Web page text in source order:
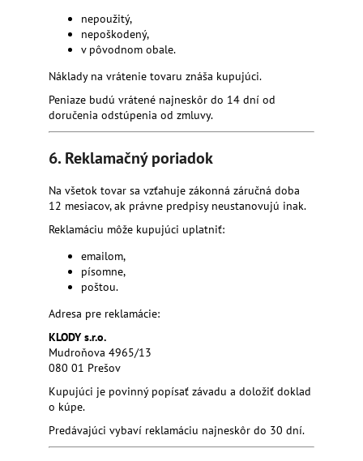
nepoužitý,
nepoškodený,
v pôvodnom obale.
Náklady na vrátenie tovaru znáša kupujúci.
Peniaze budú vrátené najneskôr do 14 dní od
doručenia odstúpenia od zmluvy.
6. Reklamačný poriadok
Na všetok tovar sa vzťahuje zákonná záručná doba
12 mesiacov, ak právne predpisy neustanovujú inak.
Reklamáciu môže kupujúci uplatniť:
emailom,
písomne,
poštou.
Adresa pre reklamácie:
KLODY s.r.o.
Mudroňova 4965/13
080 01 Prešov
Kupujúci je povinný popísať závadu a doložiť doklad
o kúpe.
Predávajúci vybaví reklamáciu najneskôr do 30 dní.